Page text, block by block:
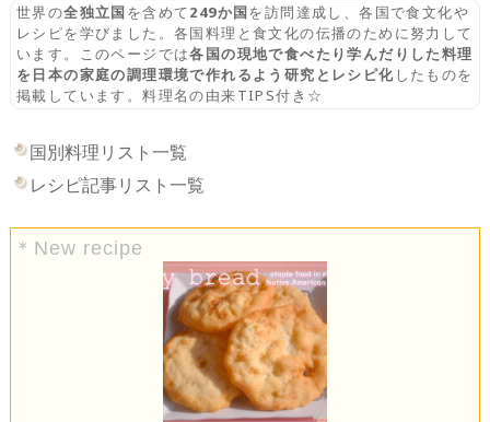
世界の全独立国を含めて249か国を訪問達成し、各国で食文化や
レシピを学びました。各国料理と食文化の伝播のために努力して
います。このページでは各国の現地で食べたり学んだりした料理
を日本の家庭の調理環境で作れるよう研究とレシピ化したものを
掲載しています。料理名の由来TIPS付き☆
国別料理リスト一覧
レシピ記事リスト一覧
＊New recipe